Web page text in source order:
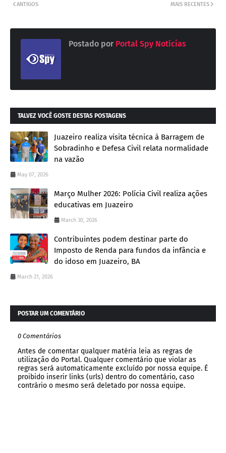
MAIS RECENTES
ANTIGOS
Postado por Portal Spy Notícias
TALVEZ VOCÊ GOSTE DESTAS POSTAGENS
Juazeiro realiza visita técnica à Barragem de
Sobradinho e Defesa Civil relata normalidade
na vazão
May 07, 2026
Março Mulher 2026: Polícia Civil realiza ações
educativas em Juazeiro
March 30, 2026
Contribuintes podem destinar parte do
Imposto de Renda para fundos da infância e
do idoso em Juazeiro, BA
March 21, 2026
POSTAR UM COMENTÁRIO
0 Comentários
Antes de comentar qualquer matéria leia as regras de
utilização do Portal. Qualquer comentário que violar as
regras será automaticamente excluído por nossa equipe. É
proibido inserir links (urls) dentro do comentário, caso
contrário o mesmo será deletado por nossa equipe.